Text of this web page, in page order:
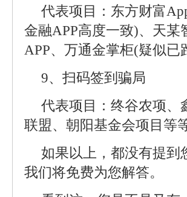
代表项目：东方财富
金融APP高度一致)、天
APP、万通金掌柜(疑似
9、扫码签到骗局
代表项目：终谷农项、
联盟、朝阳基金会项目等
如果以上，都没有提到
我们将免费为您解答。